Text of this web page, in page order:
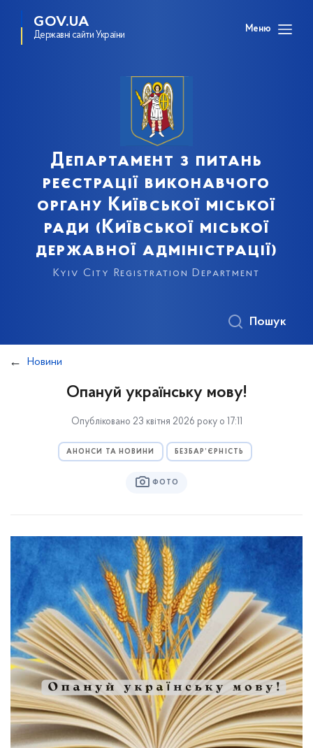
GOV.UA
Державні сайти України
Меню
Департамент з питань
реєстрації виконавчого
органу Київської міської
ради (Київської міської
державної адміністрації)
Kyiv City Registration Department
Пошук
Новини
Опануй українську мову!
Опубліковано 23 квітня 2026 року о 17:11
АНОНСИ ТА НОВИНИ БЕЗБАР’ЄРНІСТЬ
ФОТО